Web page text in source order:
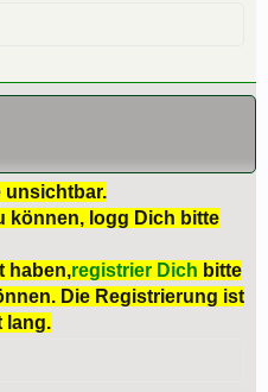
unsichtbar.
können, logg Dich bitte
haben,registrier Dich bitte
Die Registrierung ist
lang.